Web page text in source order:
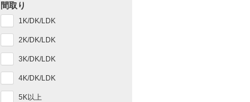
間取り
1K/DK/LDK
2K/DK/LDK
3K/DK/LDK
4K/DK/LDK
5K以上